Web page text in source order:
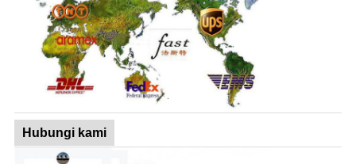
Hubungi kami